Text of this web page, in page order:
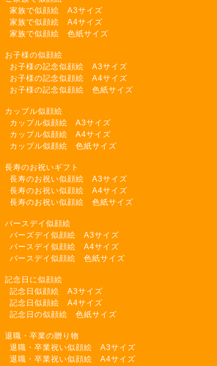
家族で似顔絵 A3サイズ
家族で似顔絵 A4サイズ
家族で似顔絵 色紙サイズ
お子様の似顔絵
お子様の記念似顔絵 A3サイズ
お子様の記念似顔絵 A4サイズ
お子様の記念似顔絵 色紙サイズ
カップル似顔絵
カップル似顔絵 A3サイズ
カップル似顔絵 A4サイズ
カップル似顔絵 色紙サイズ
長寿のお祝いギフト
長寿のお祝い似顔絵 A3サイズ
長寿のお祝い似顔絵 A4サイズ
長寿のお祝い似顔絵 色紙サイズ
バースデイ似顔絵
バーズデイ似顔絵 A3サイズ
バースデイ似顔絵 A4サイズ
バースデイ似顔絵 色紙サイズ
記念日に似顔絵
記念日似顔絵 A3サイズ
記念日似顔絵 A4サイズ
記念日の似顔絵 色紙サイズ
退職・卒業の贈り物
退職・卒業祝い似顔絵 A3サイズ
退職・卒業祝い似顔絵 A4サイズ